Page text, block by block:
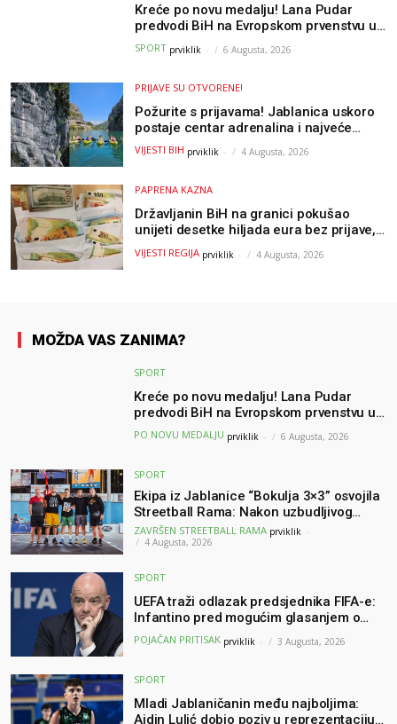
Kreće po novu medalju! Lana Pudar
predvodi BiH na Evropskom prvenstvu u
Parizu
SPORT prviklik - 6 Augusta, 2026
PRIJAVE SU OTVORENE!
Požurite s prijavama! Jablanica uskoro
postaje centar adrenalina i najveće
outdoor avanture ovog ljeta
VIJESTI BIH prviklik - 4 Augusta, 2026
PAPRENA KAZNA
Državljanin BiH na granici pokušao
unijeti desetke hiljada eura bez prijave,
uslijedila “paprena” kazna
VIJESTI REGIJA prviklik - 4 Augusta, 2026
MOŽDA VAS ZANIMA?
SPORT
Kreće po novu medalju! Lana Pudar
predvodi BiH na Evropskom prvenstvu u
Parizu
PO NOVU MEDALJU prviklik - 6 Augusta, 2026
SPORT
Ekipa iz Jablanice “Bokulja 3×3” osvojila
Streetball Rama: Nakon uzbudljivog
finala poznati svi pobjednici turnira
ZAVRŠEN STREETBALL RAMA prviklik -
4 Augusta, 2026
SPORT
UEFA traži odlazak predsjednika FIFA-e:
Infantino pred mogućim glasanjem o
nepovjerenju
POJAČAN PRITISAK prviklik - 3 Augusta, 2026
SPORT
Mladi Jablaničanin među najboljima:
Ajdin Lulić dobio poziv u reprezentaciju